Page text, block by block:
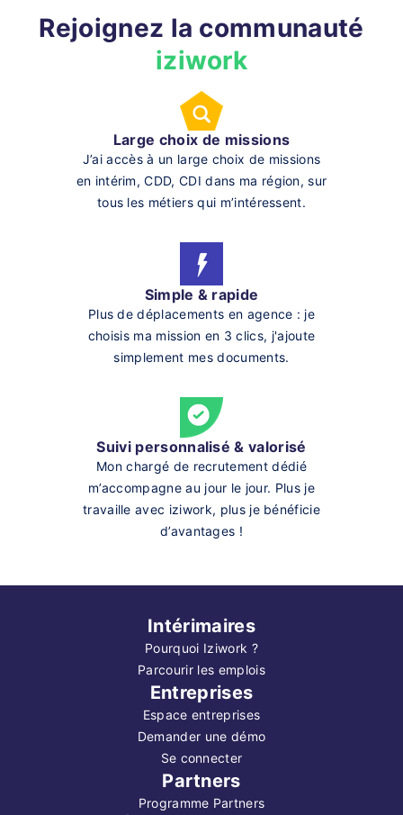
Rejoignez la communauté
iziwork
Large choix de missions
J’ai accès à un large choix de missions
en intérim, CDD, CDI dans ma région, sur
tous les métiers qui m’intéressent.
Simple & rapide
Plus de déplacements en agence : je
choisis ma mission en 3 clics, j'ajoute
simplement mes documents.
Suivi personnalisé & valorisé
Mon chargé de recrutement dédié
m’accompagne au jour le jour. Plus je
travaille avec iziwork, plus je bénéficie
d’avantages !
Intérimaires
Pourquoi Iziwork ?
Parcourir les emplois
Entreprises
Espace entreprises
Demander une démo
Se connecter
Partners
Programme Partners